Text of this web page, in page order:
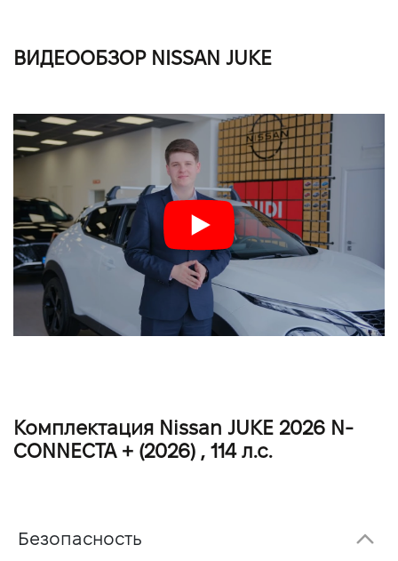
ВИДЕООБЗОР NISSAN JUKE
Комплектация Nissan JUKE 2026 N-
CONNECTA + (2026) , 114 л.с.
Безопасность